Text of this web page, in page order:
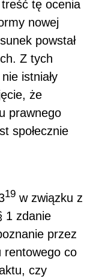
tę ocenia
nowej
powstał
Z tych
istniały
że
prawnego
społecznie
19 w związku z
1 zdanie
przez
rentowego co
czy